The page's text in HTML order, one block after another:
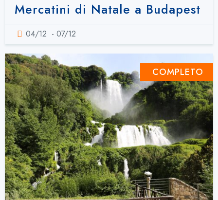
Mercatini di Natale a Budapest
04/12 - 07/12
COMPLETO